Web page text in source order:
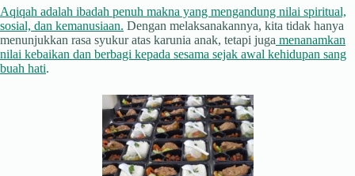
Aqiqah adalah ibadah penuh makna yang mengandung nilai spiritual,
sosial, dan kemanusiaan. Dengan melaksanakannya, kita tidak hanya
menunjukkan rasa syukur atas karunia anak, tetapi juga menanamkan
nilai kebaikan dan berbagi kepada sesama sejak awal kehidupan sang
buah hati.